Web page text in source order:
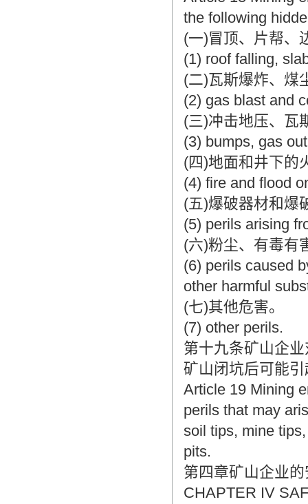
the following
(一)冒顶、片帮、
(1) roof falling,
(二)瓦斯爆炸、煤
(2) gas blast and
(三)冲击地压、瓦
(3) bumps, gas
(四)地面和井下的
(4) fire and flood
(五)爆破器材和爆
(5) perils arising
(六)粉尘、有毒有
(6) perils caused
other harmful
(七)其他危害。
(7) other perils.
第十九条矿山企
矿山闭坑后可能
Article 19 Mining
perils that may
soil tips, mine
pits.
第四章矿山企业
CHAPTER IV